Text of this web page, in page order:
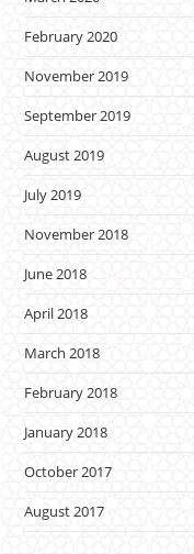
February 2020
November 2019
September 2019
August 2019
July 2019
November 2018
June 2018
April 2018
March 2018
February 2018
January 2018
October 2017
August 2017